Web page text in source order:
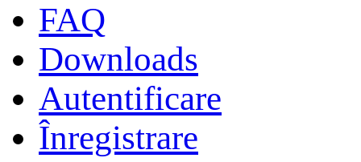
FAQ
Downloads
Autentificare
Înregistrare